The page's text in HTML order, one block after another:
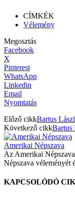
CÍMKÉK
Vélemény
Megosztás
Facebook
X
Pinterest
WhatsApp
Linkedin
Email
Nyomtatás
Előző cikkBartus
Következő cikkBartus
Amerikai Népszava
Az Amerikai
Népszava véleményét
KAPCSOLÓDÓ